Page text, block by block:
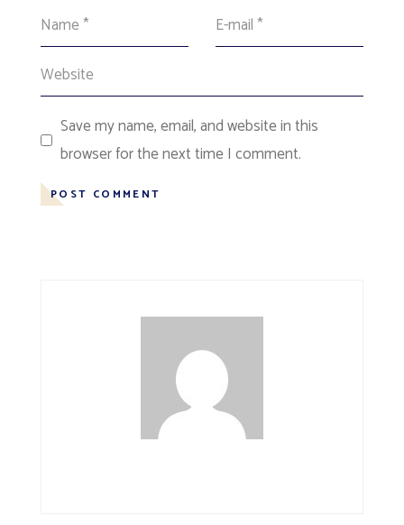
Save my name, email, and website in this
browser for the next time I comment.
POST COMMENT